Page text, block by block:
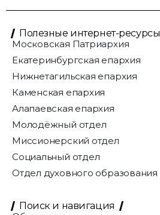
Полезные интернет-ресурсы
Московская Патриархия
Екатеринбургская епархия
Нижнетагильская епархия
Каменская епархия
Алапаевская епархия
Молодёжный отдел
Миссионерский отдел
Социальный отдел
Отдел духовного образования
Поиск и навигация